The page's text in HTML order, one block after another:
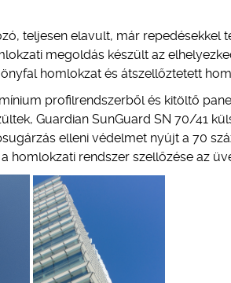
teljesen elavult, már repedésekkel
megoldás készült az
homlokzat és átszellőztetett
profilrendszerből és kitöltő
Guardian SunGuard SN 70/41
elleni védelmet nyújt a 70
homlokzati rendszer szellőzése az